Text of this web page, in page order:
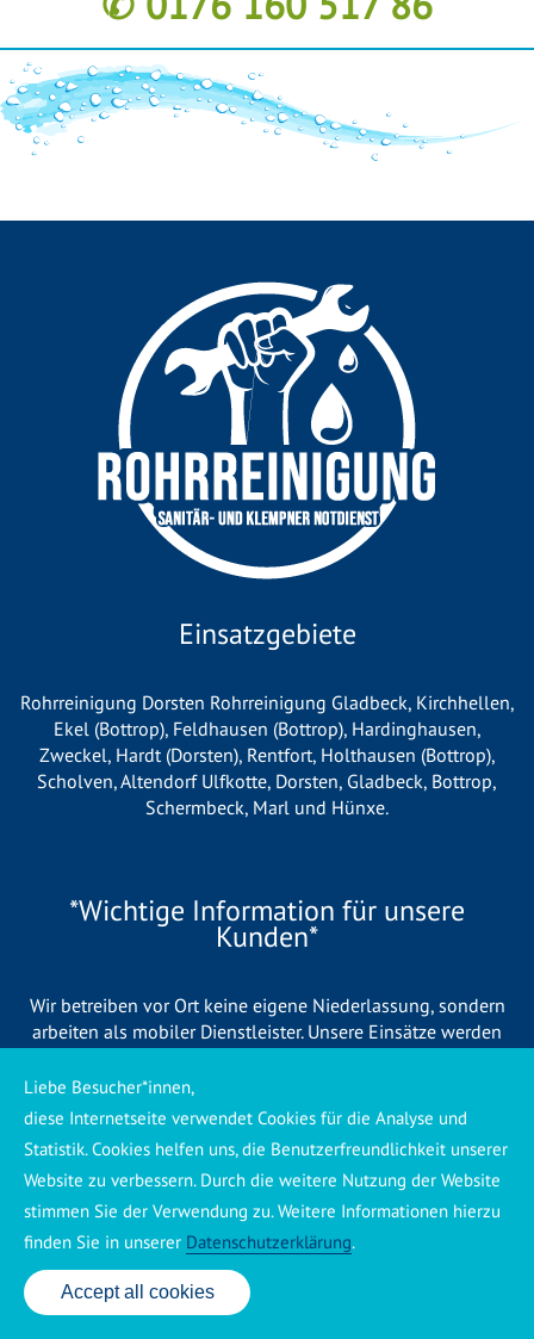
Einsatzgebiete
Rohrreinigung Dorsten Rohrreinigung Gladbeck, Kirchhellen,
Ekel (Bottrop), Feldhausen (Bottrop), Hardinghausen,
Zweckel, Hardt (Dorsten), Rentfort, Holthausen (Bottrop),
Scholven,Altendorf Ulfkotte, Dorsten, Gladbeck, Bottrop,
Schermbeck, Marl und Hünxe.
*Wichtige Information für unsere
Kunden*
Wir betreiben vor Ort keine eigene Niederlassung, sondern
arbeiten als mobiler Dienstleister. Unsere Einsätze werden
regionale Partnerbetriebe durchgeführt. Dadurch können wir
eine schnelle Verfügbarkeit und einen zuverlässigen 24/7-
Service sicherstellen. Sollte kein eigener Mitarbeiter
unmittelbar verfügbar sein, übernehmen Partnerbetriebe aus
Ihrer Region den Auftrag. Alle eingesetzten Betriebe sind
verpflichtet, Sie vor Beginn der Arbeiten transparent über die
voraussichtlichen Kosten zu informieren und ortsübliche
Preise zu berechnen.
24 Std. Service: ✆ 0176 160 517 86
Accept all cookies
Liebe Besucher*innen,
diese Internetseite verwendet Cookies für die Analyse und
Statistik. Cookies helfen uns, die Benutzerfreundlichkeit unserer
Website zu verbessern. Durch die weitere Nutzung der Website
stimmen Sie der Verwendung zu. Weitere Informationen hierzu
finden Sie in unserer Datenschutzerklärung.